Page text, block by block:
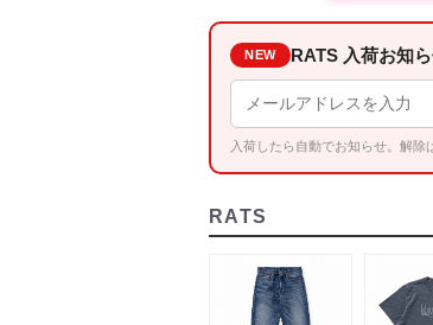
NEW RATS 入荷お知
入荷したら自動でお知らせ。解除
RATS